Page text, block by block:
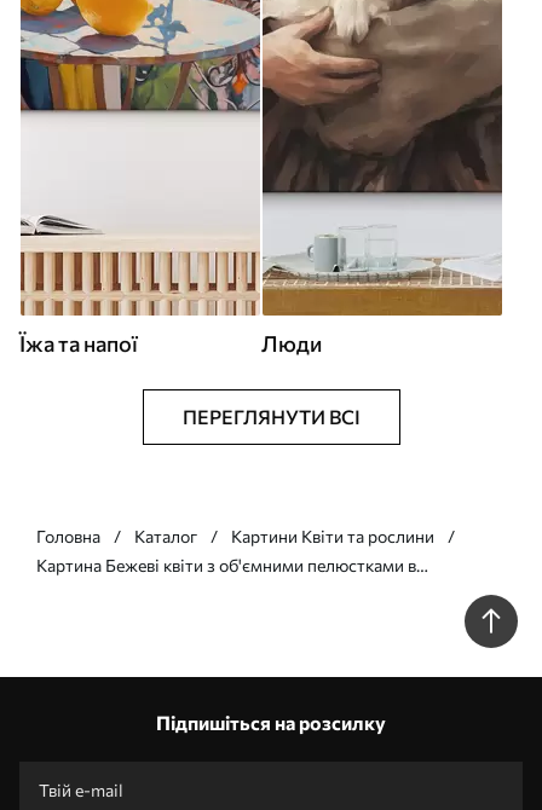
Їжа та напої Люди
ПЕРЕГЛЯНУТИ ВСІ
Головна Каталог
Картини Квіти та рослини
Картина Бежеві квіти з об'ємними пелюстками в
Підпишіться на розсилку